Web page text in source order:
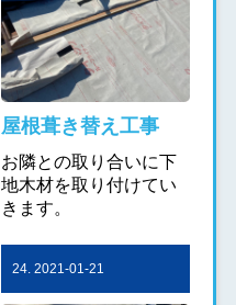
屋根葺き替え工事
お隣との取り合いに下
地木材を取り付けてい
きます。
24. 2021-01-21